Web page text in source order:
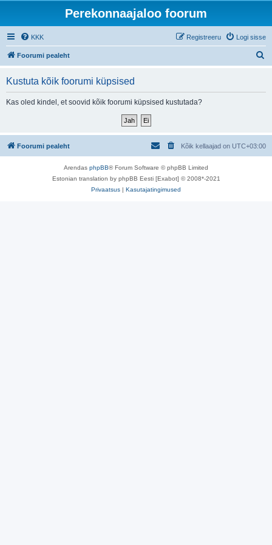
Perekonnaajaloo foorum
KKK Logi sisse
Registreeru
Foorumi pealeht
Kustuta kõik foorumi küpsised
Kas oled kindel, et soovid kõik foorumi küpsised kustutada?
Foorumi pealeht Kõik kellaajad on UTC+03:00
Arendas phpBB® Forum Software © phpBB Limited
Estonian translation by phpBB Eesti [Exabot] © 2008*-2021
Privaatsus | Kasutajatingimused